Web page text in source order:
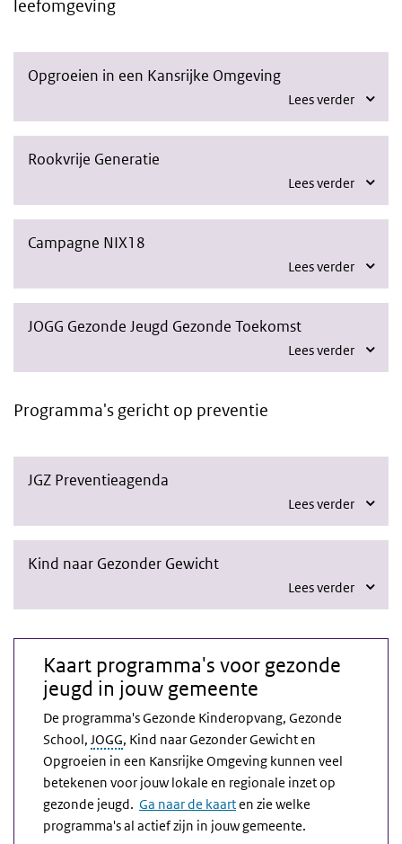
leefomgeving
Opgroeien in een Kansrijke Omgeving
Lees verder
Rookvrije Generatie
Lees verder
Campagne NIX18
Lees verder
JOGG Gezonde Jeugd Gezonde Toekomst
Lees verder
Programma's gericht op preventie
JGZ Preventieagenda
Lees verder
Kind naar Gezonder Gewicht
Lees verder
Kaart programma's voor gezonde
jeugd in jouw gemeente
De programma's Gezonde Kinderopvang, Gezonde
School, JOGG, Kind naar Gezonder Gewicht en
Opgroeien in een Kansrijke Omgeving kunnen veel
betekenen voor jouw lokale en regionale inzet op
gezonde jeugd. Ga naar de kaarten zie welke
programma's al actief zijn in jouw gemeente.